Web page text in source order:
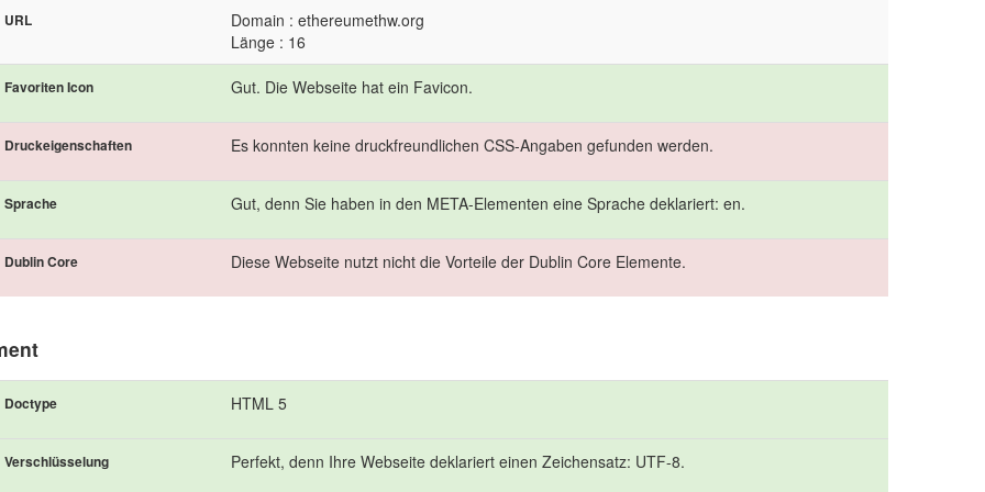
URL
Domain : ethereumethw.org
Länge : 16
Favoriten Icon Gut. Die Webseite hat ein Favicon.
Druckeigenschaften Es konnten keine druckfreundlichen CSS-Angaben gefunden werden.
Sprache Gut, denn Sie haben in den META-Elementen eine Sprache deklariert: en.
Dublin Core Diese Webseite nutzt nicht die Vorteile der Dublin Core Elemente.
Doctype HTML 5
Verschlüsselung Perfekt, denn Ihre Webseite deklariert einen Zeichensatz: UTF-8.